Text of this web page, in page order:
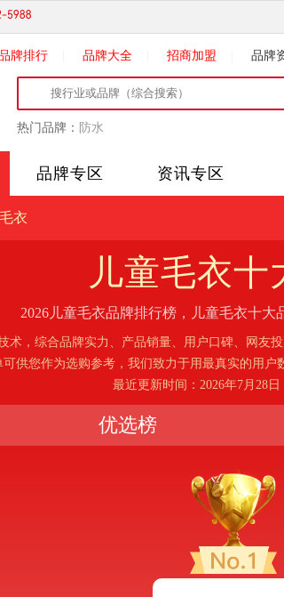
牌排行 品牌大全 招商加盟 品牌
热门品牌： 防水
品牌专区 资讯专区
衣
儿童毛衣十
2026儿童毛衣品牌排行榜，儿童毛衣十大
术，综合品牌实力、产品销量、用户口碑、网友
供您作为选购参考，我们致力于用最真实的用户
最近更新时间：2026年7月28日
优选榜